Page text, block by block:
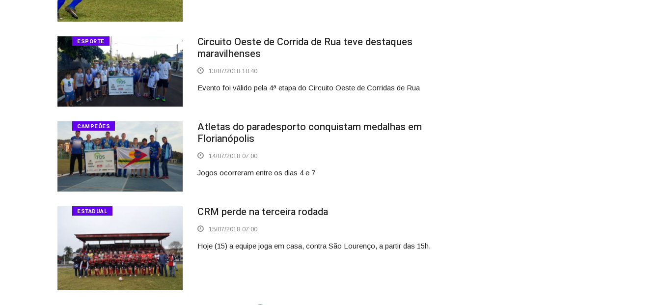
ESPORTE
Circuito Oeste de Corrida de Rua teve destaques
maravilhenses
13/07/2018 10:40
Evento foi válido pela 4ª etapa do Circuito Oeste de Corridas de Rua
CAMPEÕES
Atletas do paradesporto conquistam medalhas em
Florianópolis
14/07/2018 07:00
Jogos ocorreram entre os dias 4 e 7
ESTADUAL CRM perde na terceira rodada
15/07/2018 07:00
Hoje (15) a equipe joga em casa, contra São Lourenço, a partir das 15h.